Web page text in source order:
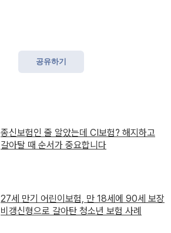
공유하기
종신보험인 줄 알았는데 CI보험? 해지하고
갈아탈 때 순서가 중요합니다
27세 만기 어린이보험, 만 18세에 90세 보장
비갱신형으로 갈아탄 청소년 보험 사례